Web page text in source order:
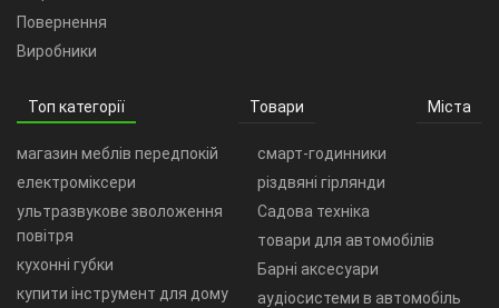
Повернення
Виробники
Топ категорії Товари Міста
магазин меблів передпокій
електроміксери
ультразвукове зволоження
повітря
кухонні губки
купити інструмент для дому
смарт-годинники
різдвяні гірлянди
Садова техніка
товари для автомобілів
Барні аксесуари
аудіосистеми в автомобіль